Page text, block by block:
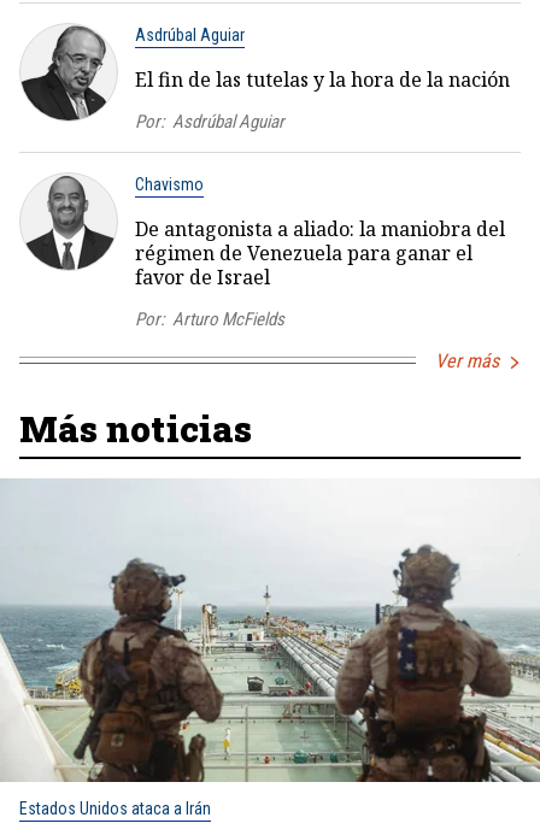
Asdrúbal Aguiar
El fin de las tutelas y la hora de la nación
Por: Asdrúbal Aguiar
Chavismo
De antagonista a aliado: la maniobra del
régimen de Venezuela para ganar el
favor de Israel
Por: Arturo McFields
Ver más
Más noticias
Estados Unidos ataca a Irán